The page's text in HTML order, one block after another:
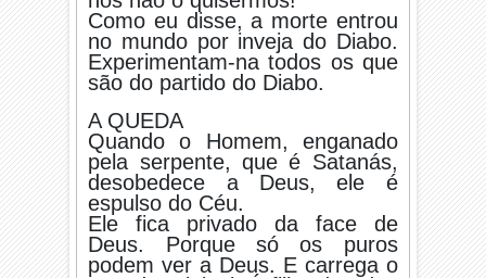
Como eu disse, a morte entrou
no mundo por inveja do Diabo.
Experimentam-na todos os que
são do partido do Diabo.
A QUEDA
Quando o Homem, enganado
pela serpente, que é Satanás,
desobedece a Deus, ele é
espulso do Céu.
Ele fica privado da face de
Deus. Porque só os puros
podem ver a Deus. E carrega o